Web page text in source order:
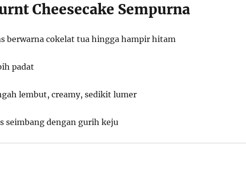
Cheesecake Sempurna
berwarna cokelat tua hingga hampir hitam
padat
lembut, creamy, sedikit lumer
seimbang dengan gurih keju